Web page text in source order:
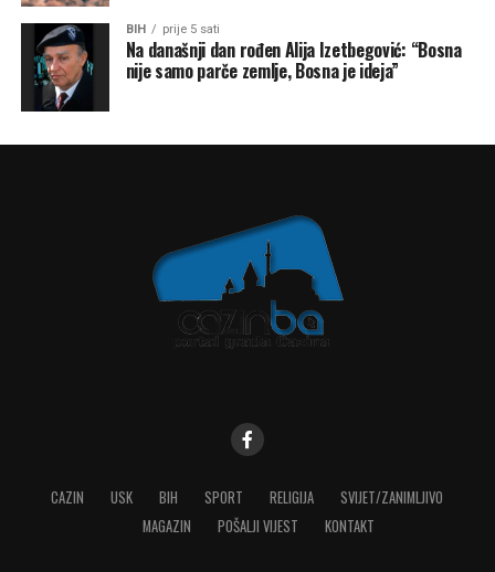
BIH prije 5 sati
Na današnji dan rođen Alija Izetbegović: “Bosna
nije samo parče zemlje, Bosna je ideja”
CAZIN USK BIH SPORT RELIGIJA
SVIJET/ZANIMLJIVO
MAGAZIN
POŠALJI VIJEST KONTAKT